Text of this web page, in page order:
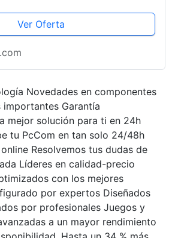
Ver Oferta
Novedades en componentes
importantes Garantía
mejor solución para ti en 24h
tu PcCom en tan solo 24/48h
Resolvemos tus dudas de
Líderes en calidad-precio
con los mejores
por expertos Diseñados
por profesionales Juegos y
a un mayor rendimiento